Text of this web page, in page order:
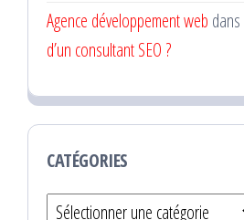
Agence développement web dans
d’un consultant SEO ?
CATÉGORIES
Catégories